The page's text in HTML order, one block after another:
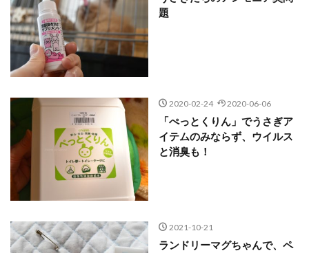
題
2020-02-24 2020-06-06
「ぺっとくりん」でうさぎア
イテムのみならず、ウイルス
と消臭も！
2021-10-21
ランドリーマグちゃんで、ペ